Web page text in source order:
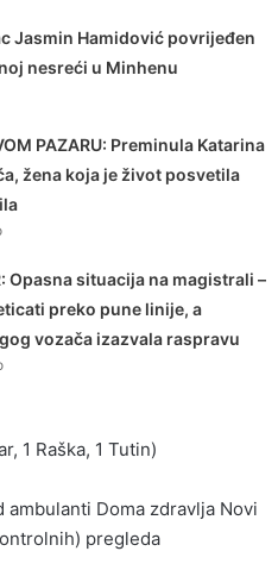
Jasmin Hamidović povrijeđen
nesreći u Minhenu
PAZARU: Preminula Katarina
žena koja je život posvetila
Opasna situacija na magistrali –
preko pune linije, a
vozača izazvala raspravu
1 Raška, 1 Tutin)
Doma zdravlja Novi
pregleda